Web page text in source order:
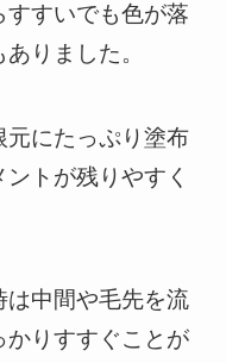
すいでも色が落
りました。
元にたっぷり塗布
トが残りやすく
は中間や毛先を流
りすすぐことが